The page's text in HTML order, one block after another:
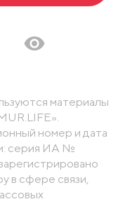
материалы
номер и дата
серия ИА №
в сфере связи,